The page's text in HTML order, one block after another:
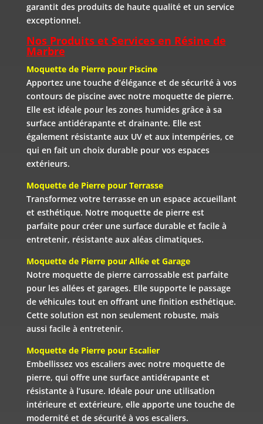
garantit des produits de haute qualité et un service
exceptionnel.
Nos Produits et Services en Résine de
Marbre
Moquette de Pierre pour Piscine
Apportez une touche d’élégance et de sécurité à vos
contours de piscine avec notre moquette de pierre.
Elle est idéale pour les zones humides grâce à sa
surface antidérapante et drainante. Elle est
également résistante aux UV et aux intempéries, ce
qui en fait un choix durable pour vos espaces
extérieurs.
Moquette de Pierre pour Terrasse
Transformez votre terrasse en un espace accueillant
et esthétique. Notre moquette de pierre est
parfaite pour créer une surface durable et facile à
entretenir, résistante aux aléas climatiques.
Moquette de Pierre pour Allée et Garage
Notre moquette de pierre carrossable est parfaite
pour les allées et garages. Elle supporte le passage
de véhicules tout en offrant une finition esthétique.
Cette solution est non seulement robuste, mais
aussi facile à entretenir.
Moquette de Pierre pour Escalier
Embellissez vos escaliers avec notre moquette de
pierre, qui offre une surface antidérapante et
résistante à l’usure. Idéale pour une utilisation
intérieure et extérieure, elle apporte une touche de
modernité et de sécurité à vos escaliers.